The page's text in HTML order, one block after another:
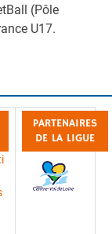
(Pôle
U17.
PARTENAIRES
DE LA LIGUE